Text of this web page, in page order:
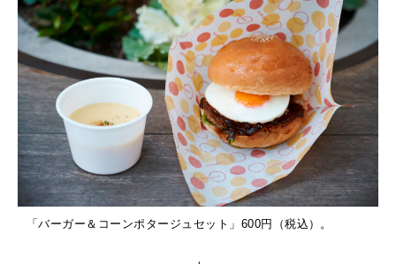
「バーガー＆コーンポタージュセット」600円（税込）。